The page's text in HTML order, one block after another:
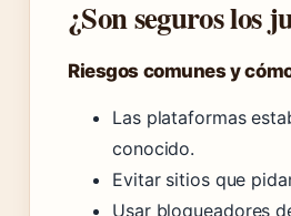
¿Son seguros los
Riesgos comunes y
Las plataformas
conocido.
Evitar sitios que
Usar bloqueadores